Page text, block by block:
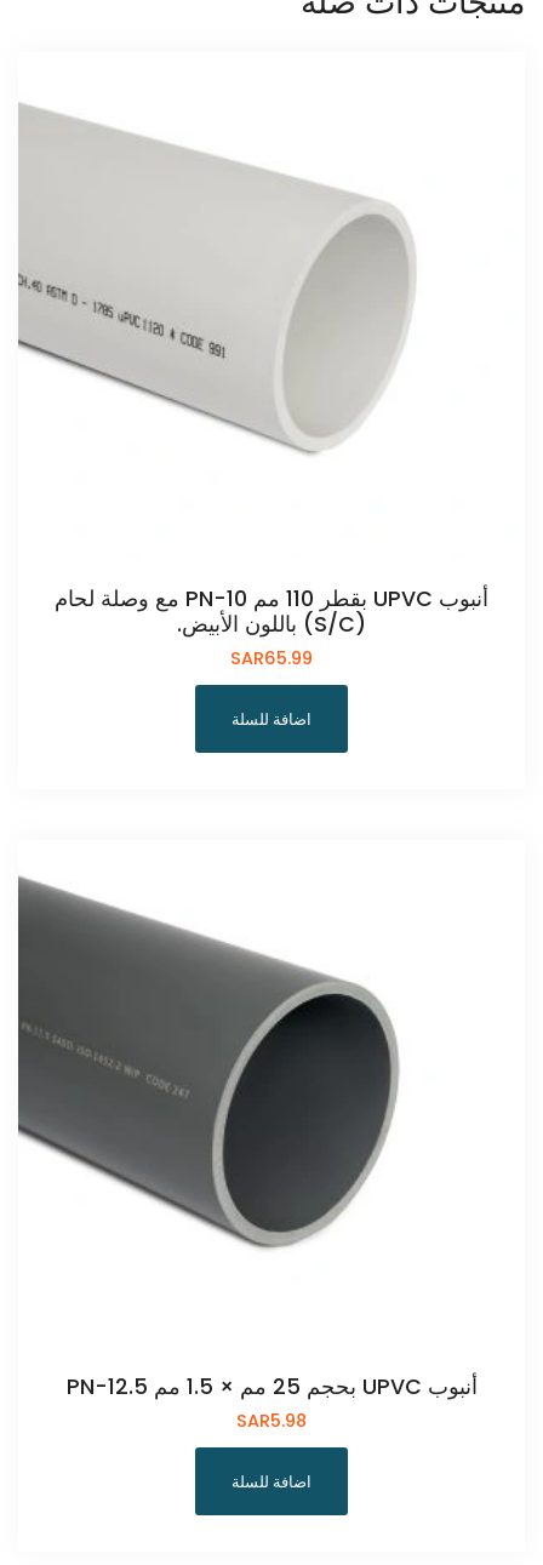
أنبوب UPVC بقطر 110 مم PN-10 مع وصلة لحام
(S/C) باللون الأبيض.
SAR65.99
اضافة للسلة
أنبوب UPVC بحجم 25 مم × 1.5 مم PN-12.5
SAR5.98
اضافة للسلة